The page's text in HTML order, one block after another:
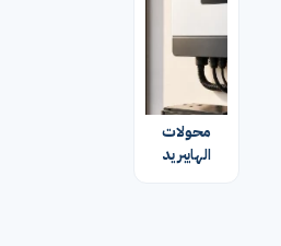
محولات
الهايبريد